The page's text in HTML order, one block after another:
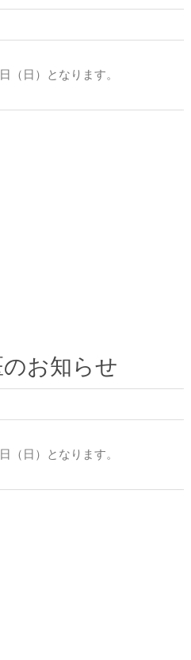
（日）となります。
お知らせ
（日）となります。